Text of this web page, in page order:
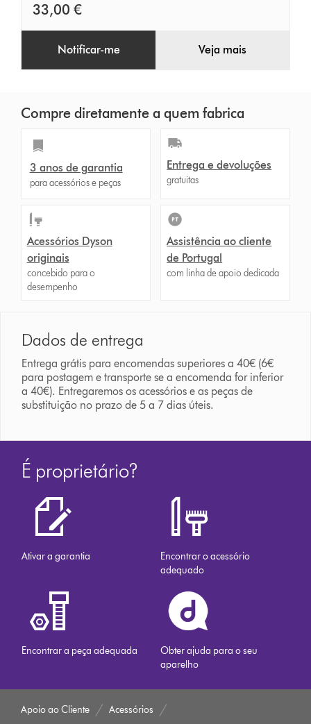
33,00 €
Notificar-me Veja mais
Compre diretamente a quem fabrica
3 anos de garantia
para acessórios e peças
Entrega e devoluções
gratuitas
Acessórios Dyson
originais
concebido para o
desempenho
Assistência ao cliente
de Portugal
com linha de apoio dedicada
Dados de entrega
Entrega grátis para encomendas superiores a 40€ (6€
para postagem e transporte se a encomenda for inferior
a 40€). Entregaremos os acessórios e as peças de
substituição no prazo de 5 a 7 dias úteis.
É proprietário?
Ativar a garantia
Encontrar o acessório
adequado
Encontrar a peça adequada
Obter ajuda para o seu
aparelho
Apoio ao Cliente Acessórios